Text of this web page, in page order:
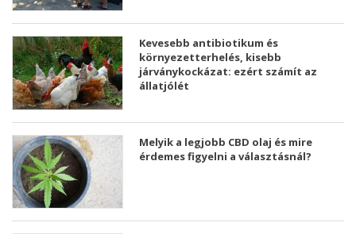
Kevesebb antibiotikum és
környezetterhelés, kisebb
járványkockázat: ezért számít az
állatjólét
Melyik a legjobb CBD olaj és mire
érdemes figyelni a választásnál?